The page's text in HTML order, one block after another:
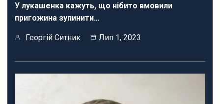
У лукашенка кажуть, що нібито вмовили
пригожина зупинити…
Георгій Ситник Лип 1, 2023